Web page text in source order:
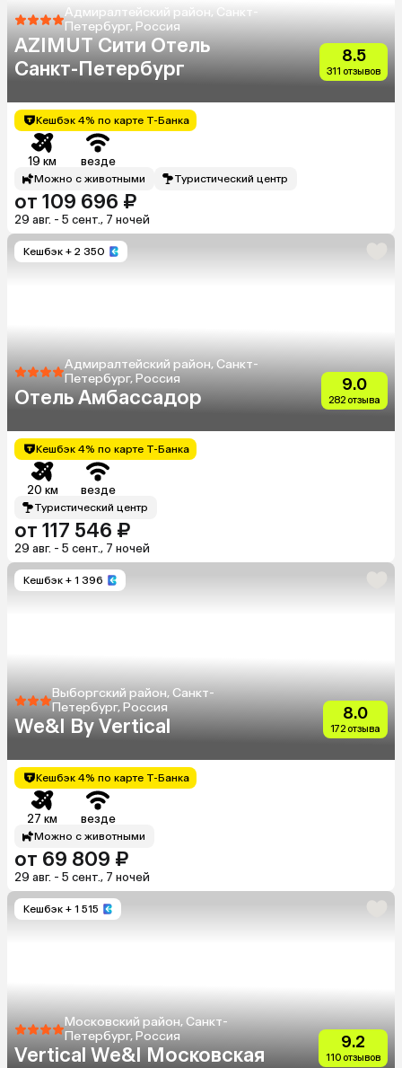
Адмиралтейский район, Санкт-
Петербург, Россия
AZIMUT Сити Отель
Санкт-Петербург
8.5
311 отзывов
Кешбэк 4% по карте Т-Банка
19 км везде
Можно с животными Туристический центр
от 109 696 ₽
29 авг. - 5 сент., 7 ночей
Кешбэк + 2 350
Адмиралтейский район, Санкт-
Петербург, Россия
Отель Амбассадор
9.0
282 отзыва
Кешбэк 4% по карте Т-Банка
20 км везде
Туристический центр
от 117 546 ₽
29 авг. - 5 сент., 7 ночей
Кешбэк + 1 396
Выборгский район, Санкт-
Петербург, Россия
We&I By Vertical
8.0
172 отзыва
Кешбэк 4% по карте Т-Банка
27 км везде
Можно с животными
от 69 809 ₽
29 авг. - 5 сент., 7 ночей
Кешбэк + 1 515
Московский район, Санкт-
Петербург, Россия
Vertical We&I Московская
9.2
110 отзывов